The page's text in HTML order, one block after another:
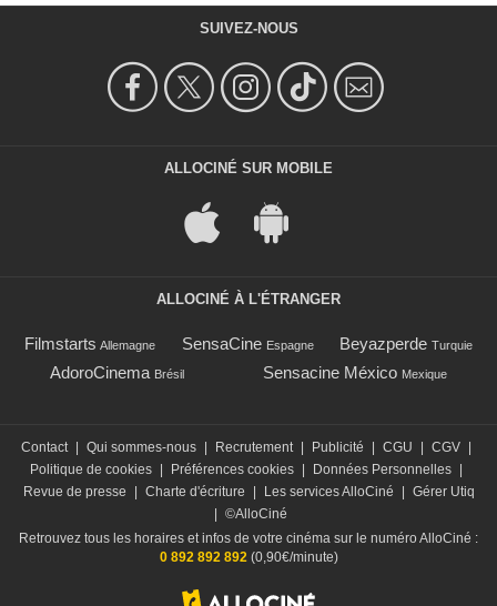
SUIVEZ-NOUS
ALLOCINÉ SUR MOBILE
ALLOCINÉ À L'ÉTRANGER
Filmstarts Allemagne SensaCine Espagne Beyazperde Turquie
AdoroCinema Brésil Sensacine México Mexique
Contact Qui sommes-nous Recrutement Publicité CGU CGV
Politique de cookies
Préférences cookies Données Personnelles
Revue de presse
Charte d'écriture Les services AlloCiné
Gérer Utiq
©AlloCiné
Retrouvez tous les horaires et infos de votre cinéma sur le numéro AlloCiné :
0 892 892 892(0,90€/minute)